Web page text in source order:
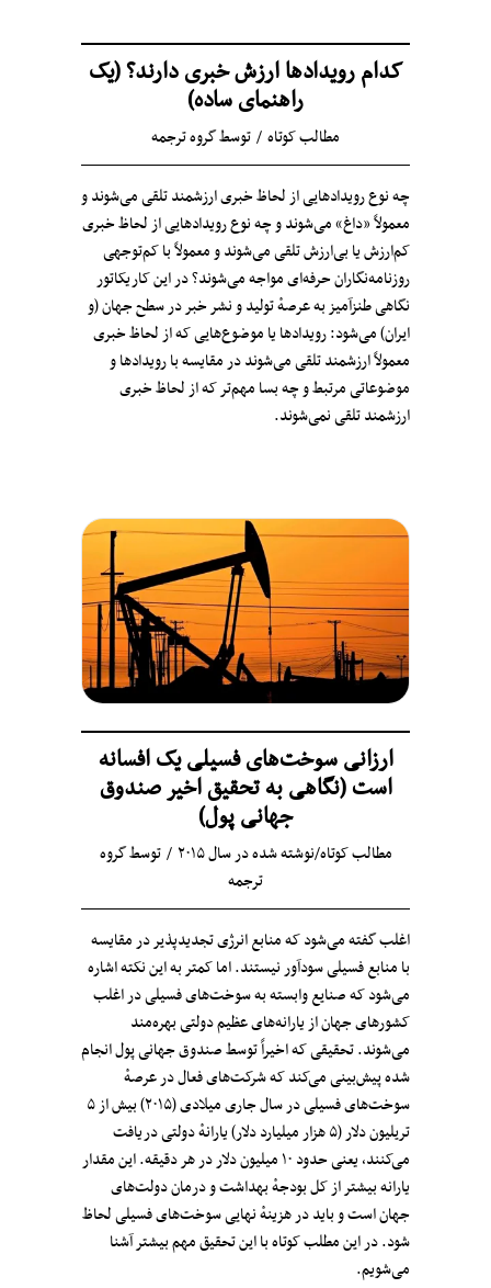
کدام رویدادها ارزش خبری دارند؟ (یک
راهنمای ساده)
مطالب کوتاه توسطگروه ترجمه
چه نوع رویدادهایی از لحاظ خبری ارزشمند تلقی می‌شوند و
معمولاً «داغ» می‌شوند و چه نوع رویدادهایی از لحاظ خبری
کم‌ارزش یا بی‌ارزش تلقی می‌شوند و معمولاً با کم‌توجهی
روزنامه‌نگاران حرفه‌ای مواجه می‌شوند؟ در این کاریکاتور
نگاهی طنز‌آمیز به عرصهٔ تولید و نشر خبر در سطح جهان (و
ایران) می‌شود: رویدادها یا موضوع‌هایی که از لحاظ خبری
معمولاً ارزشمند تلقی می‌شوند در مقایسه با رویدادها و
موضوعاتی مرتبط و چه بسا مهم‌تر که از لحاظ خبری
ارزشمند تلقی نمی‌شوند.
ارزانی سوخت‌های فسیلی یک افسانه
است (نگاهی به تحقیق اخیر صندوق
جهانی پول)
مطالب کوتاه/نوشته شده در سال ۲۰۱۵ توسطگروه
ترجمه
اغلب گفته می‌شود که منابع انرژی‌ تجدیدپذیر در مقایسه
با منابع فسیلی سودآور نیستند. اما کمتر به این نکته اشاره
می‌شود که صنایع وابسته به سوخت‌های فسیلی در اغلب
کشورهای جهان از یارانه‌های عظیم دولتی بهره‌مند
می‌شوند. تحقیقی که اخیراً توسط صندوق جهانی پول انجام
شده پیش‌بینی می‌کند که شرکت‌های فعال در عرصهٔ
سوخت‌های فسیلی در سال جاری میلادی (۲۰۱۵) بیش از ۵
تریلیون دلار (۵ هزار میلیارد دلار) یارانهٔ دولتی دریافت
می‌کنند، یعنی حدود ۱۰ میلیون دلار در هر دقیقه. این مقدار
یارانه بیشتر از کل بودجه‌‌ٔ بهداشت و درمان دولت‌های
جهان است و باید در هزینهٔ نهایی سوخت‌های فسیلی لحاظ
شود. در این مطلب کوتاه با این تحقیق مهم بیشتر آشنا
می‌شویم.